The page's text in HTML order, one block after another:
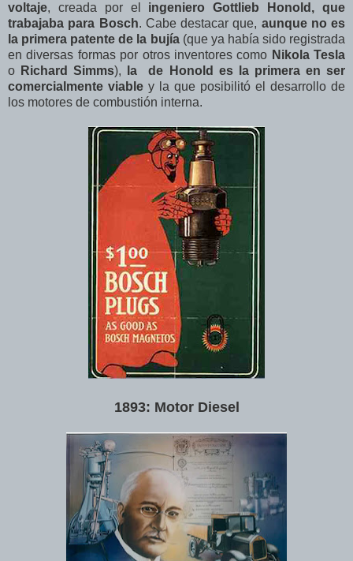
voltaje, creada por el ingeniero Gottlieb Honold, que
trabajaba para Bosch. Cabe destacar que, aunque no es
la primera patente de la bujía(que ya había sido registrada
en diversas formas por otros inventores como Nikola Tesla
o Richard Simms), la de Honold es la primera en ser
comercialmente viable y la que posibilitó el desarrollo de
los motores de combustión interna.
1893: Motor Diesel